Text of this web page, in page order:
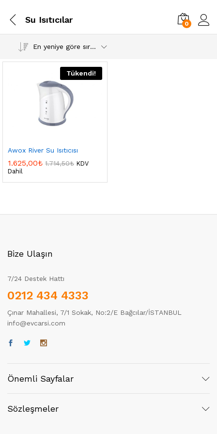
Su Isıtıcılar 0
En yeniye göre sırala
Tükendi!
Awox River Su Isıtıcısı
1.625,00₺ 1.714,50₺ KDV
Dahil
Bize Ulaşın
7/24 Destek Hattı
0212 434 4333
Çınar Mahallesi, 7/1 Sokak, No:2/E Bağcılar/İSTANBUL
info@evcarsi.com
Önemli Sayfalar
Sözleşmeler